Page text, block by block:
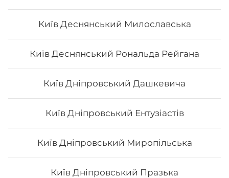
Київ Деснянський Милославська
Київ Деснянський Рональда Рейгана
Київ Дніпровський Дашкевича
Київ Дніпровський Ентузіастів
Київ Дніпровський Миропільська
Київ Дніпровський Празька
277₴ Хочу